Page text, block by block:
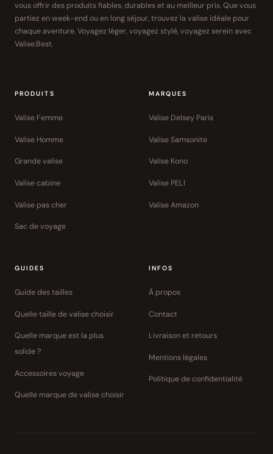
vous offrir des produits fiables, durables et au meilleur prix. Que vous
partiez en week-end ou en long séjour, trouvez la valise idéale pour
chaque aventure. Voyagez léger, voyagez stylé, voyagez serein avec
Valise.Best.
PRODUITS
Valise Femme
Valise Homme
Grande valise
Valise cabine
Valise pas cher
Sac de voyage
MARQUES
Valise Delsey Paris
Valise Samsonite
Valise Kono
Valise PELI
Valise Amazon
GUIDES
Guide des tailles
Quelle taille de valise choisir
Quelle marque est la plus
solide ?
Accessoires voyage
Quelle marque de valise choisir
INFOS
À propos
Contact
Livraison et retours
Mentions légales
Politique de confidentialité